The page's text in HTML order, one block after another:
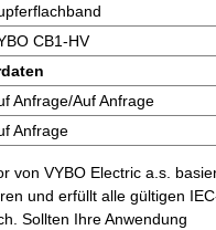
CB1-HV
Anfrage/Auf Anfrage
Anfrage
von VYBO Electric a.s.
und erfüllt alle gültigen
Sollten Ihre Anwendung